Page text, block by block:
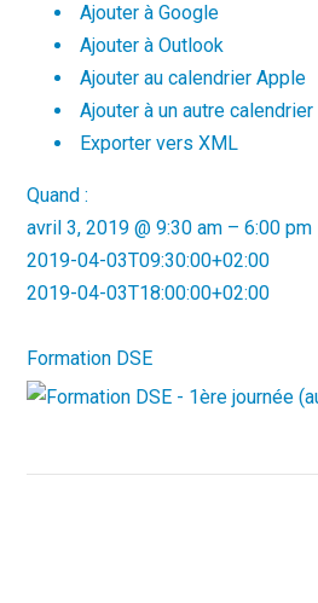
Ajouter à Google
Ajouter à Outlook
Ajouter au calendrier Apple
Ajouter à un autre calendrier
Exporter vers XML
Quand :
avril 3, 2019 @ 9:30 am – 6:00 pm
2019-04-03T09:30:00+02:00
2019-04-03T18:00:00+02:00
Formation DSE